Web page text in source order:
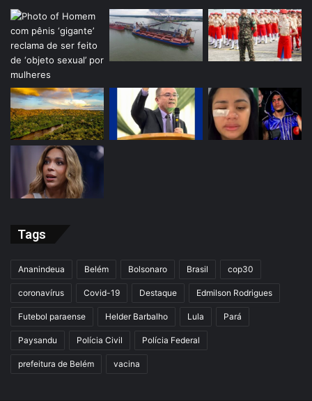
Tags
Ananindeua Belém Bolsonaro Brasil cop30
coronavírus Covid-19 Destaque Edmilson Rodrigues
Futebol paraense Helder Barbalho Lula Pará
Paysandu Polícia Civil Polícia Federal
prefeitura de Belém vacina